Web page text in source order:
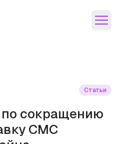
Статьи
сокращению
СМС